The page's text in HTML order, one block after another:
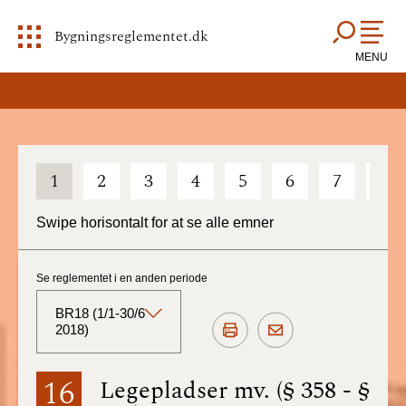
Bygningsreglementet.dk
MENU
1 2 3 4 5 6 7
Swipe horisontalt for at se alle emner
16 Legepladser mv. (§ 358 - §
Se reglementet i en anden periode
BR18 (1/1-30/6
2018)
BR18 (Aktuelt)